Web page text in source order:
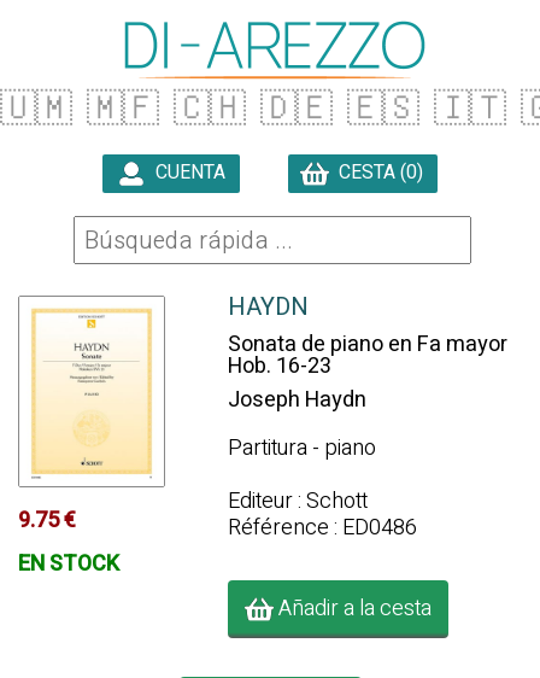
🇺🇲 🇲🇫 🇨🇭 🇩🇪 🇪🇸 🇮🇹
CUENTA CESTA (0)
9.75 €
EN STOCK
HAYDN
Sonata de piano en Fa mayor
Hob. 16-23
Joseph Haydn
Partitura - piano
Editeur : Schott
Référence : ED0486
Añadir a la cesta